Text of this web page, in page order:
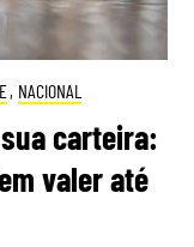
, NACIONAL
sua carteira:
valer até